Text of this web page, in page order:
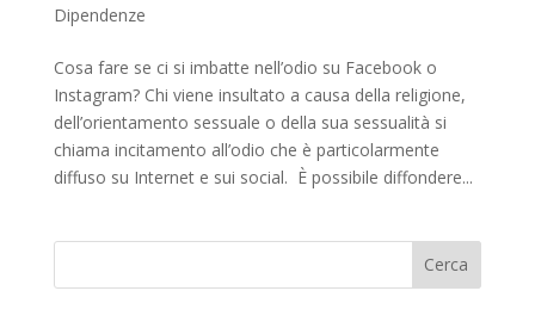
Dipendenze
Cosa fare se ci si imbatte nell’odio su Facebook o
Instagram? Chi viene insultato a causa della religione,
dell’orientamento sessuale o della sua sessualità si
chiama incitamento all’odio che è particolarmente
diffuso su Internet e sui social. È possibile diffondere...